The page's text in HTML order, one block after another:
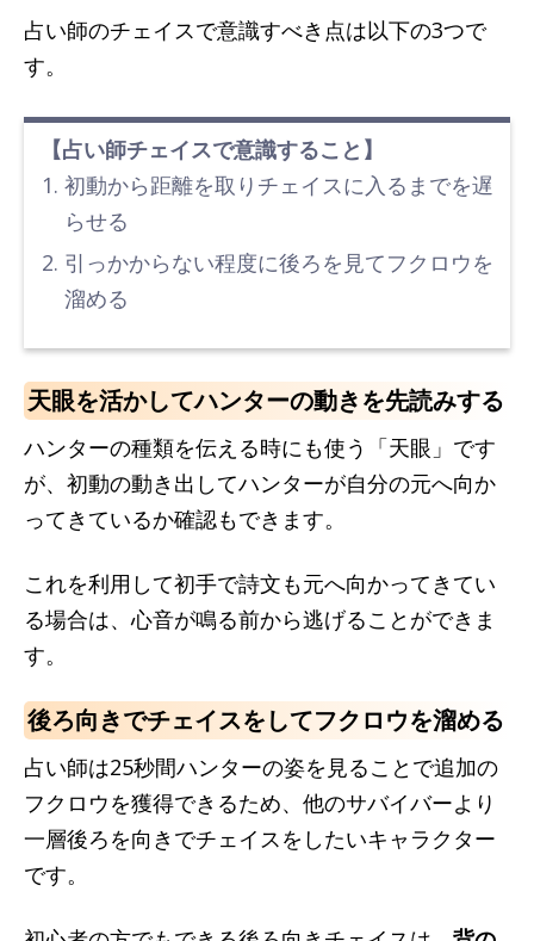
占い師のチェイスで意識すべき点は以下の3つで
す。
【占い師チェイスで意識すること】
初動から距離を取りチェイスに入るまでを遅
らせる
引っかからない程度に後ろを見てフクロウを
溜める
天眼を活かしてハンターの動きを先読みする
ハンターの種類を伝える時にも使う「天眼」です
が、初動の動き出してハンターが自分の元へ向か
ってきているか確認もできます。
これを利用して初手で詩文も元へ向かってきてい
る場合は、心音が鳴る前から逃げることができま
す。
後ろ向きでチェイスをしてフクロウを溜める
占い師は25秒間ハンターの姿を見ることで追加の
フクロウを獲得できるため、他のサバイバーより
一層後ろを向きでチェイスをしたいキャラクター
です。